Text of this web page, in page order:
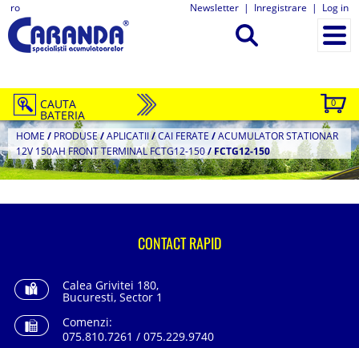
ro Newsletter | Inregistrare | Log in
0
CAUTA
BATERIA
HOME / PRODUSE/APLICATII/CAI FERATE /ACUMULATOR STATIONAR
12V 150AH FRONT TERMINAL FCTG12-150/FCTG12-150
CONTACT RAPID
Calea Grivitei 180,
Bucuresti, Sector 1
Comenzi:
075.810.7261 / 075.229.9740